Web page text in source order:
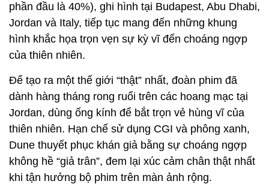
phần đầu là 40%), ghi hình tại Budapest, Abu Dhabi,
Jordan và Italy, tiếp tục mang đến những khung
hình khắc họa trọn vẹn sự kỳ vĩ đến choáng ngợp
của thiên nhiên.
Để tạo ra một thế giới “thật” nhất, đoàn phim đã
dành hàng tháng rong ruổi trên các hoang mạc tại
Jordan, dùng ống kính để bắt trọn vẻ hùng vĩ của
thiên nhiên. Hạn chế sử dụng CGI và phông xanh,
Dune thuyết phục khán giả bằng sự choáng ngợp
không hề “giả trân”, đem lại xúc cảm chân thật nhất
khi tận hưởng bộ phim trên màn ảnh rộng.